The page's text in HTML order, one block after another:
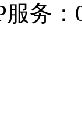
服务：